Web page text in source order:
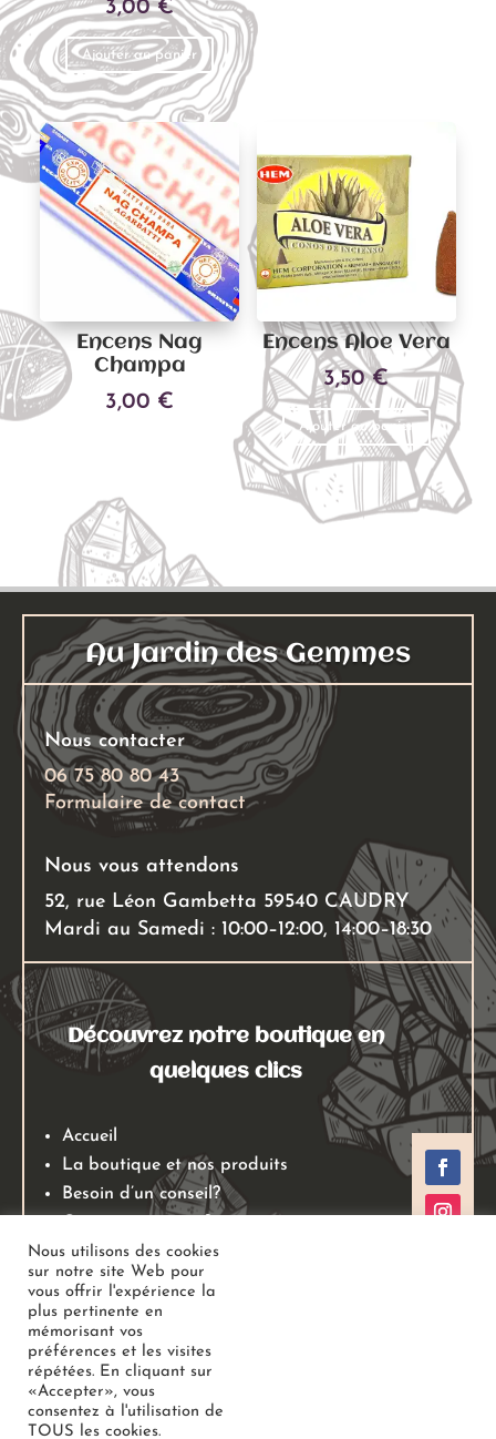
3,00€
Ajouter au panier
Encens Nag
Champa
3,00 €
Encens Aloe Vera
3,50€
Ajouter au panier
Au Jardin des Gemmes
Nous contacter
06 75 80 80 43
Formulaire de contact
Nous vous attendons
52, rue Léon Gambetta 59540 CAUDRY
Mardi au Samedi : 10:00–12:00, 14:00–18:30
Découvrez notre boutique en
quelques clics
Accueil
La boutique et nos produits
Besoin d’un conseil?
Mentions légales
Conditions générales de ventes
Politiques de retours
Politique de confidentialité
Copyright Au Jardin des Gemmes
Nous utilisons des cookies
sur notre site Web pour
vous offrir l'expérience la
plus pertinente en
mémorisant vos
préférences et les visites
répétées. En cliquant sur
«Accepter», vous
consentez à l'utilisation de
TOUS les cookies.